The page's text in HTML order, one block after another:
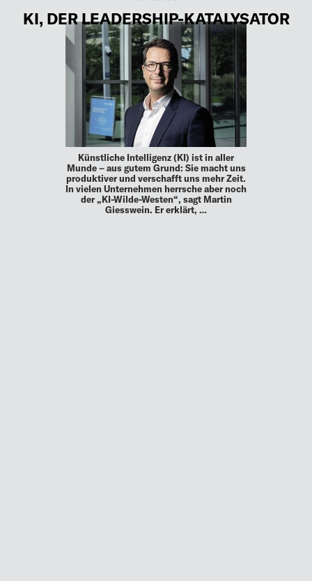
KI, DER LEADERSHIP-KATALYSATOR
Künstliche Intelligenz (KI) ist in aller
Munde – aus gutem Grund: Sie macht uns
produktiver und verschafft uns mehr Zeit.
In vielen Unternehmen herrsche aber noch
der „KI-Wilde-Westen“, sagt Martin
Giesswein. Er erklärt, …